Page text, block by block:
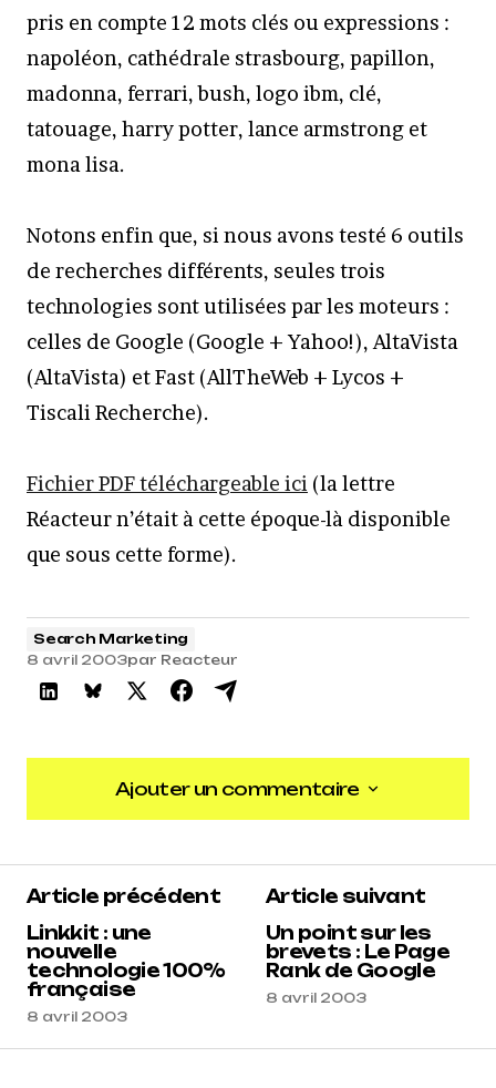
pris en compte 12 mots clés ou expressions :
napoléon, cathédrale strasbourg, papillon,
madonna, ferrari, bush, logo ibm, clé,
tatouage, harry potter, lance armstrong et
mona lisa.
Notons enfin que, si nous avons testé 6 outils
de recherches différents, seules trois
technologies sont utilisées par les moteurs :
celles de Google (Google + Yahoo!), AltaVista
(AltaVista) et Fast (AllTheWeb + Lycos +
Tiscali Recherche).
Fichier PDF téléchargeable ici (la lettre
Réacteur n’était à cette époque-là disponible
que sous cette forme).
Search Marketing
8 avril 2003par Reacteur
Ajouter un commentaire
Ajouter un commentaire
Article précédent
Linkkit : une
nouvelle
technologie 100%
française
8 avril 2003
Article suivant
Un point sur les
brevets : Le Page
Rank de Google
8 avril 2003